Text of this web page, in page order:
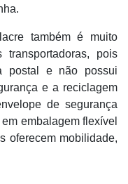
também é muito
pois
postal e não possui
e a reciclagem
de segurança
embalagem flexível
oferecem mobilidade,